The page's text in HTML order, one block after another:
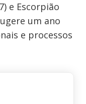
e Escorpião
um ano
e processos